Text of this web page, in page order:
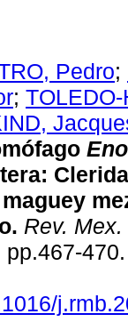
Pedro;
;
Rev.